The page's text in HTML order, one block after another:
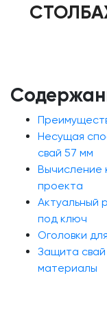
Несущая
свай 57 мм
Вычисление
проекта
Актуальный
под ключ
Оголовки
Защита
материалы